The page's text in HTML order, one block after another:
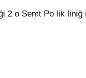
2 o Semt Po lik liniğ